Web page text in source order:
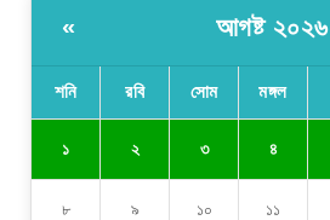
« আগষ্ট ২০২৬
শনি রবি সোম মঙ্গল
১ ২ ৩ ৪
৮ ৯ ১০ ১১